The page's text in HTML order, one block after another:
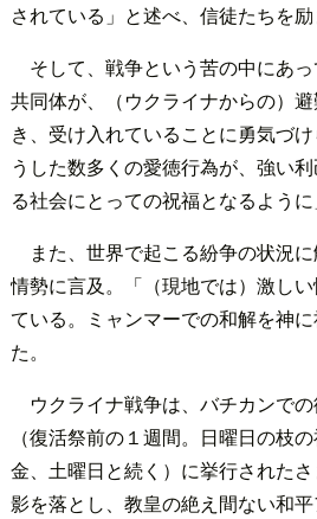
されている」と述べ、信徒たちを励
そして、戦争という苦の中にあ
共同体が、（ウクライナからの）
き、受け入れていることに勇気づ
うした数多くの愛徳行為が、強い
る社会にとっての祝福となるように
また、世界で起こる紛争の状況
情勢に言及。「（現地では）激し
ている。ミャンマーでの和解を神
た。
ウクライナ戦争は、バチカンで
（復活祭前の１週間。日曜日の枝
金、土曜日と続く）に挙行された
影を落とし、教皇の絶え間ない和平